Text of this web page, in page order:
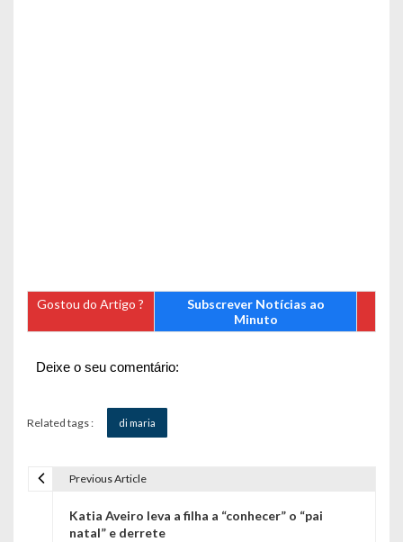
Gostou do Artigo ?
Subscrever Notícias ao
Minuto
Deixe o seu comentário:
Related tags : di maria
Previous Article
Katia Aveiro leva a filha a “conhecer” o “pai
natal” e derrete